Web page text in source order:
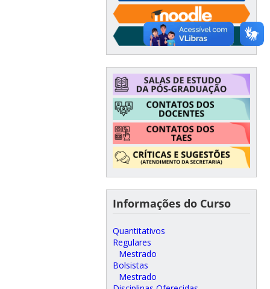
Informações do Curso
Quantitativos
Regulares
Mestrado
Bolsistas
Mestrado